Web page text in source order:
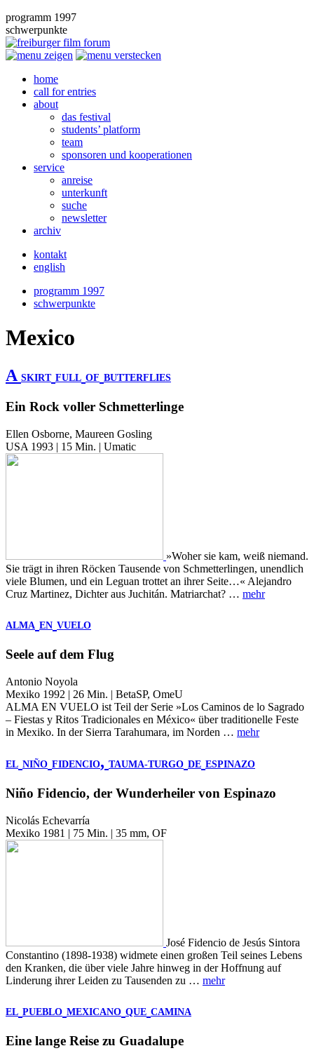
programm 1997
schwerpunkte
home
call for entries
about
das festival
students’ platform
team
sponsoren und kooperationen
service
anreise
unterkunft
suche
newsletter
archiv
kontakt
english
programm 1997
schwerpunkte
Mexico
A SKIRT FULL OF BUTTERFLIES
Ein Rock voller Schmetterlinge
Ellen Osborne, Maureen Gosling
USA 1993 | 15 Min. | Umatic
»Woher sie kam, weiß niemand.
Sie trägt in ihren Röcken Tausende von Schmetterlingen, unendlich
viele Blumen, und ein Leguan trottet an ihrer Seite…« Alejandro
Cruz Martinez, Dichter aus Juchitán. Matriarchat? … mehr
ALMA EN VUELO
Seele auf dem Flug
Antonio Noyola
Mexiko 1992 | 26 Min. | BetaSP, OmeU
ALMA EN VUELO ist Teil der Serie »Los Caminos de lo Sagrado
– Fiestas y Ritos Tradicionales en México« über traditionelle Feste
in Mexiko. In der Sierra Tarahumara, im Norden … mehr
EL NIÑO FIDENCIO, TAUMA-TURGO DE ESPINAZO
Niño Fidencio, der Wunderheiler von Espinazo
Nicolás Echevarría
Mexiko 1981 | 75 Min. | 35 mm, OF
José Fidencio de Jesús Sintora
Constantino (1898-1938) widmete einen großen Teil seines Lebens
den Kranken, die über viele Jahre hinweg in der Hoffnung auf
Linderung ihrer Leiden zu Tausenden zu … mehr
EL PUEBLO MEXICANO QUE CAMINA
Eine lange Reise zu Guadalupe